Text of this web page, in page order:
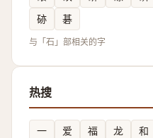
硛
碁
与「石」部相关的字
热搜
一 爱 福 龙 和